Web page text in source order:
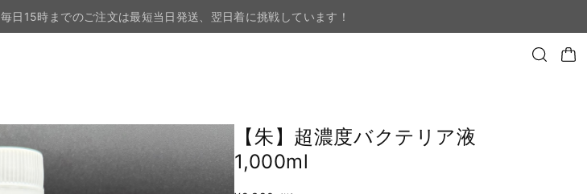
毎日15時までのご注文は最短当日発送、翌日着に挑戦しています！
【朱】超濃度バクテリア液
1,000ml